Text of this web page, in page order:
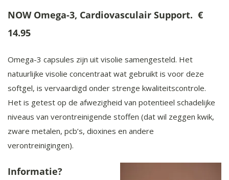
NOW Omega-3, Cardiovasculair Support. €
14.95
Omega-3 capsules zijn uit visolie samengesteld. Het
natuurlijke visolie concentraat wat gebruikt is voor deze
softgel, is vervaardigd onder strenge kwaliteitscontrole.
Het is getest op de afwezigheid van potentieel schadelijke
niveaus van verontreinigende stoffen (dat wil zeggen kwik,
zware metalen, pcb’s, dioxines en andere
verontreinigingen).
Informatie?